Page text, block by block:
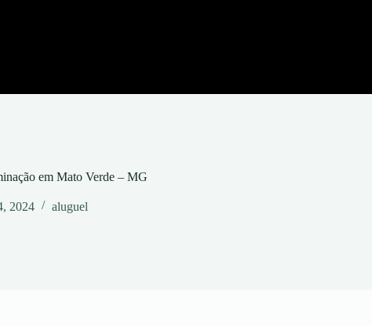
em Mato Verde – MG
2024 aluguel